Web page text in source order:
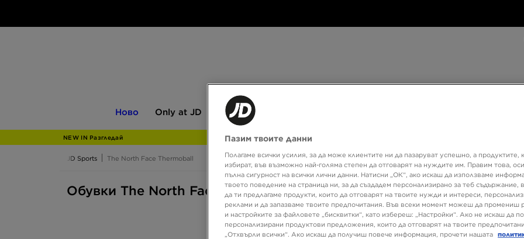
Ново
JD
Only at JD
Мъжки
Мъжки
NEW IN Разгледай
JD Sports The North Face Thermoball
Обувки The North Face Thermoball
Пазим твоите данни
Полагаме всички усилия, за да може клиентите ни да пазаруват успешно, а продуктите,
избират, във възможно най-голяма степен да отговарят на нуждите им. Правим това,
пълна сигурност на всички лични данни. Натисни „ОК“, ако искаш да използваме
твоето поведение на страница ни, за да създадем персонализирано за теб съдържание,
да ти предлагаме продукти, които да отговарят на твоите нужди и интереси,
реклами и да запазваме твоите предпочитания. Във всеки момент можеш да промениш
и настройките за файловете „бисквитки“, като избереш: „Настройки“. Ако не искаш да
персонализирани продуктови предложения, които да отговарят на твоите
„Отхвърли всички“. Ако искаш да получиш повече информация, прочети нашата